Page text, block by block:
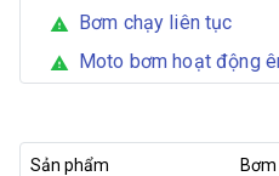
warning Bơm chạy liên tục
warning Moto bơm hoạt động
Sản phẩm